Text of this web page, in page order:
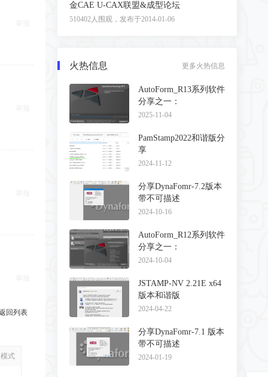
金CAE U-CAX联盟&成型论坛
510402人围观，发布于2014-01-06
火热信息 更多火热信息
AutoForm_R13系列软件
分享之一：
Forming_R13_附带
2025-11-04
PamStamp2022和谐版分
享
2024-11-12
分享DynaFomr-7.2版本
带不可描述
2024-10-16
AutoForm_R12系列软件
分享之一：
Forming_R12_附带
2024-10-04
JSTAMP-NV 2.21E x64
版本和谐版
2024-04-22
分享DynaFomr-7.1 版本
带不可描述
2024-01-19
回列表
式